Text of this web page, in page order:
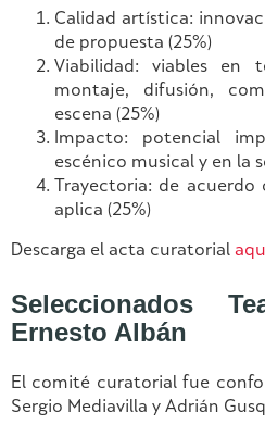
Calidad artística:
de propuesta (25%)
Viabilidad: viables en
montaje, difusión,
escena (25%)
Impacto: potencial
escénico musical y en la
Trayectoria: de
aplica (25%)
Descarga el acta curatorial
Seleccionados
Ernesto Albán
El comité curatorial fue
Sergio Mediavilla y Adrián